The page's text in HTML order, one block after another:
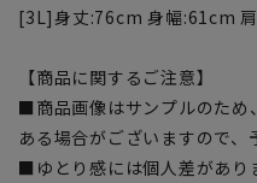
[3L]身丈:76cm 身幅:61cm
【商品に関するご注意】
■商品画像はサンプルのため
ある場合がございますので、
■ゆとり感には個人差があり